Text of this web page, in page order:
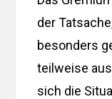
der
besonders
teilweise
sich die